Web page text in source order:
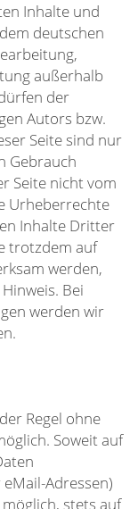
Inhalte und
deutschen
außerhalb
der
Autors bzw.
Seite sind nur
Gebrauch
Seite nicht vom
Urheberrechte
Inhalte Dritter
trotzdem auf
werden,
Bei
werden wir
Regel ohne
Soweit auf
Adressen)
stets auf